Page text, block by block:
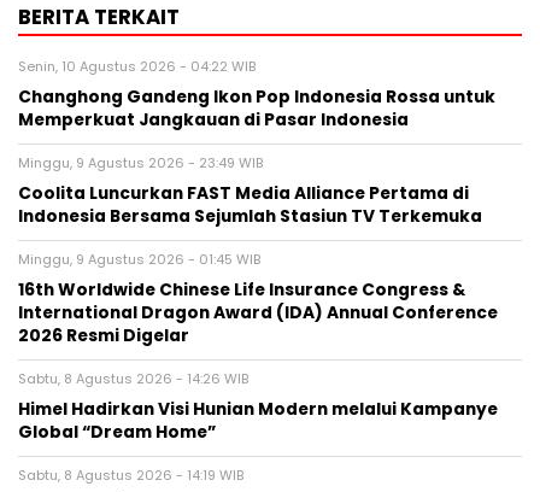
BERITA TERKAIT
Senin, 10 Agustus 2026 - 04:22 WIB
Changhong Gandeng Ikon Pop Indonesia Rossa untuk
Memperkuat Jangkauan di Pasar Indonesia
Minggu, 9 Agustus 2026 - 23:49 WIB
Coolita Luncurkan FAST Media Alliance Pertama di
Indonesia Bersama Sejumlah Stasiun TV Terkemuka
Minggu, 9 Agustus 2026 - 01:45 WIB
16th Worldwide Chinese Life Insurance Congress &
International Dragon Award (IDA) Annual Conference
2026 Resmi Digelar
Sabtu, 8 Agustus 2026 - 14:26 WIB
Himel Hadirkan Visi Hunian Modern melalui Kampanye
Global “Dream Home”
Sabtu, 8 Agustus 2026 - 14:19 WIB